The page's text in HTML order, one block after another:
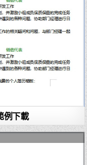
例下載